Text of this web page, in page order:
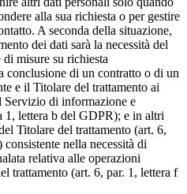
alla sua richiesta o per gestire
A seconda della situazione,
dei dati sarà la necessità del
di misure su richiesta
conclusione di un contratto o di un
e il Titolare del trattamento ai
Servizio di informazione e
1, lettera b del GDPR); e in altri
Titolare del trattamento (art. 6,
nella necessità di
relativa alle operazioni
trattamento (art. 6, par. 1, lettera f